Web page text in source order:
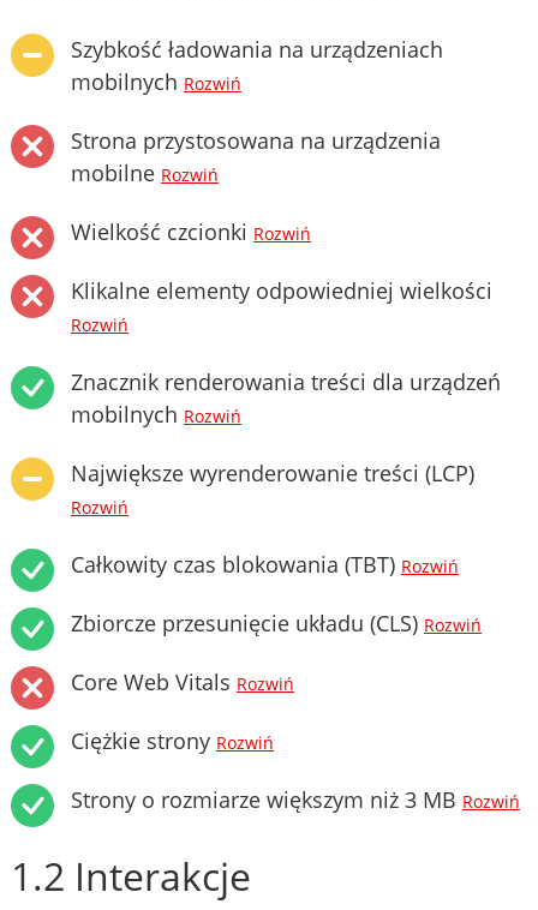
Szybkość ładowania na urządzeniach
mobilnych Rozwiń
Strona przystosowana na urządzenia
mobilne Rozwiń
Wielkość czcionki Rozwiń
Klikalne elementy odpowiedniej wielkości
Rozwiń
Znacznik renderowania treści dla urządzeń
mobilnych Rozwiń
Największe wyrenderowanie treści (LCP)
Rozwiń
Całkowity czas blokowania (TBT) Rozwiń
Zbiorcze przesunięcie układu (CLS) Rozwiń
Core Web Vitals Rozwiń
Ciężkie strony Rozwiń
Strony o rozmiarze większym niż 3 MB Rozwiń
1.2 Interakcje